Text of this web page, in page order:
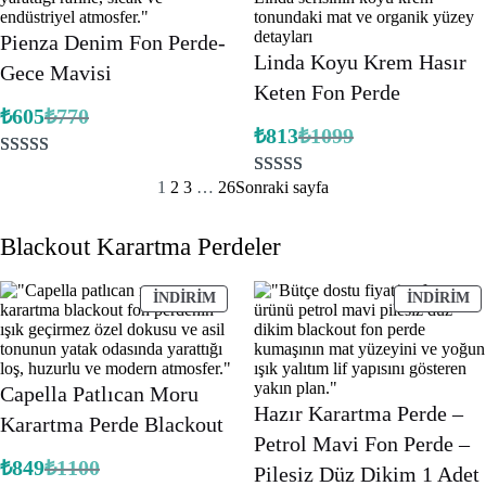
5.00puan
aldı
Pienza Denim Fon Perde-
Gece Mavisi
₺770
Orijinal
fiyat:
₺605Şu
andaki
üzerinden
5.00
aldı
Linda Koyu Krem Hasır
Keten Fon Perde
₺1099
Orijinal
₺1099.
₺813 Şu
₺813.
4
müşteri
dayanarak 5
5.00puan
aldı
1 2 3 … 26Sonraki sayfa
Blackout Karartma Perdeler
İNDIRIMİNDIRIMDEKI
ÜRÜN
Capella Patlıcan Moru
Karartma Perde Blackout
₺1100
Orijinal
₺849 Şu
İNDIRIM
Hazır Karartma Perde –
Petrol Mavi Fon Perde –
Pilesiz Düz Dikim 1 Adet